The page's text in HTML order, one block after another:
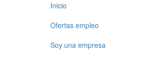
Inicio
Ofertas empleo
Soy una empresa